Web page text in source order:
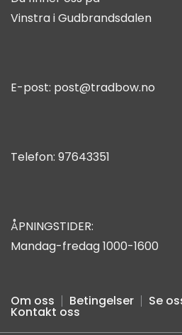
Vinstra i Gudbrandsdalen
E-post: post@tradbow.no
Telefon: 97643351
ÅPNINGSTIDER:
Mandag-fredag 1000-1600
Om oss Betingelser Se
Kontakt oss